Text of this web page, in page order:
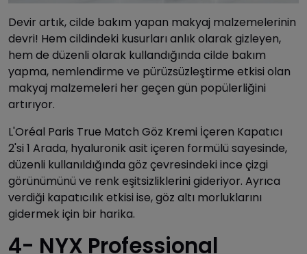
Devir artık, cilde bakım yapan makyaj malzemelerinin
devri! Hem cildindeki kusurları anlık olarak gizleyen,
hem de düzenli olarak kullandığında cilde bakım
yapma, nemlendirme ve pürüzsüzleştirme etkisi olan
makyaj malzemeleri her geçen gün popülerliğini
artırıyor.
L'Oréal Paris True Match Göz Kremi İçeren Kapatıcı
2'si 1 Arada, hyaluronik asit içeren formülü sayesinde,
düzenli kullanıldığında göz çevresindeki ince çizgi
görünümünü ve renk eşitsizliklerini gideriyor. Ayrıca
verdiği kapatıcılık etkisi ise, göz altı morluklarını
gidermek için bir harika.
4- NYX Professional